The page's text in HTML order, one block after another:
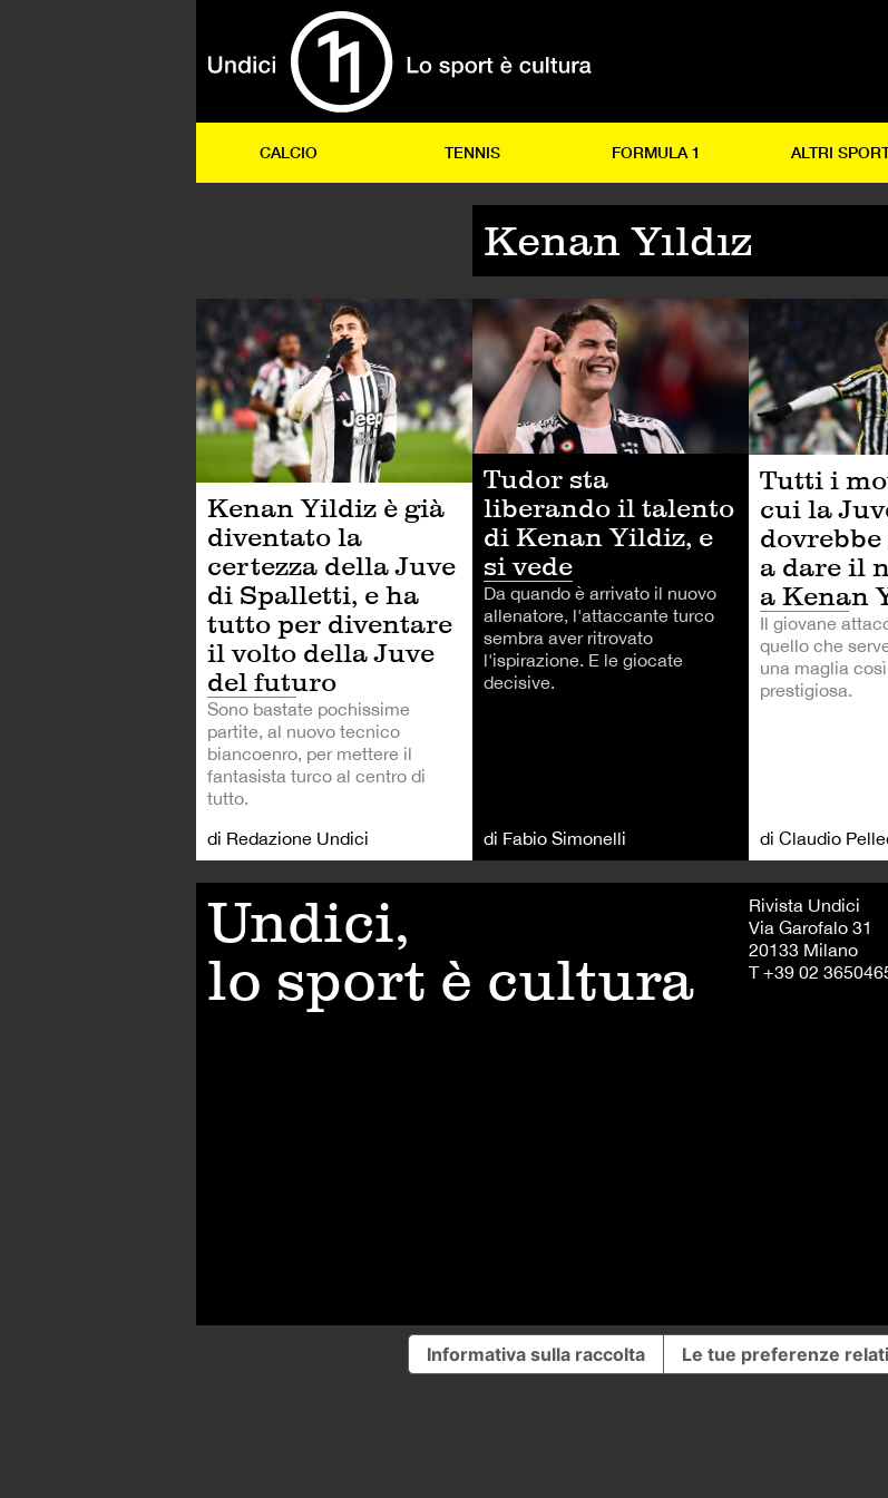
CALCIO TENNIS FORMULA 1 ALTRI
Kenan Yıldız
CALCIO
Kenan Yildiz è già
diventato la
certezza della Juve
di Spalletti, e ha
tutto per diventare
il volto della Juve
del futuro
Sono bastate pochissime
partite, al nuovo tecnico
biancoenro, per mettere il
fantasista turco al centro di
tutto.
di Redazione Undici
Tudor sta
liberando il talento
di Kenan Yildiz, e
si vede
Da quando è arrivato il nuovo
allenatore, l'attaccante turco
sembra aver ritrovato
l'ispirazione. E le giocate
decisive.
di Fabio Simonelli
Tutti i
cui la
a dare il
a Kenan
Il giovane
quello che
una maglia
prestigiosa.
di Claudio
Undici,
lo sport è cultura
Rivista Undici
Via Garofalo 31
20133 Milano
T +39 02
Informativa sulla raccolta Le tue preferenze